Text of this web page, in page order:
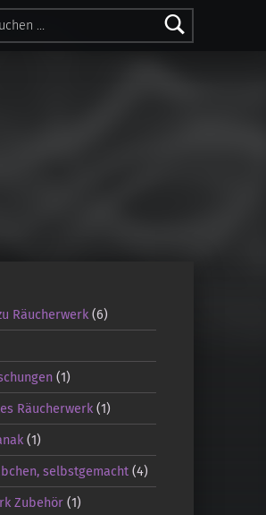
Räucherwerk(6)
(1)
Räucherwerk(1)
(1)
selbstgemacht (4)
Zubehör (1)